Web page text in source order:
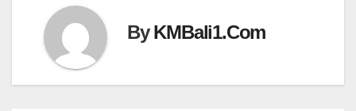
ByKMBali1.Com